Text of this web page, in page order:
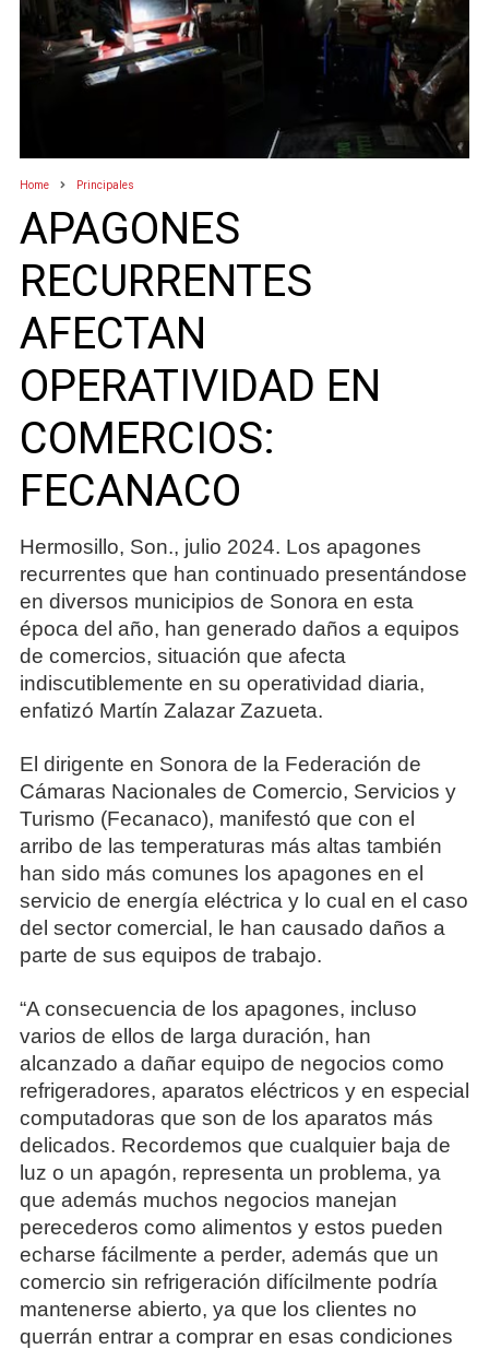
Home Principales
APAGONES
RECURRENTES
AFECTAN
OPERATIVIDAD EN
COMERCIOS:
FECANACO
Hermosillo, Son., julio 2024. Los apagones
recurrentes que han continuado presentándose
en diversos municipios de Sonora en esta
época del año, han generado daños a equipos
de comercios, situación que afecta
indiscutiblemente en su operatividad diaria,
enfatizó Martín Zalazar Zazueta.
El dirigente en Sonora de la Federación de
Cámaras Nacionales de Comercio, Servicios y
Turismo (Fecanaco), manifestó que con el
arribo de las temperaturas más altas también
han sido más comunes los apagones en el
servicio de energía eléctrica y lo cual en el caso
del sector comercial, le han causado daños a
parte de sus equipos de trabajo.
“A consecuencia de los apagones, incluso
varios de ellos de larga duración, han
alcanzado a dañar equipo de negocios como
refrigeradores, aparatos eléctricos y en especial
computadoras que son de los aparatos más
delicados. Recordemos que cualquier baja de
luz o un apagón, representa un problema, ya
que además muchos negocios manejan
perecederos como alimentos y estos pueden
echarse fácilmente a perder, además que un
comercio sin refrigeración difícilmente podría
mantenerse abierto, ya que los clientes no
querrán entrar a comprar en esas condiciones